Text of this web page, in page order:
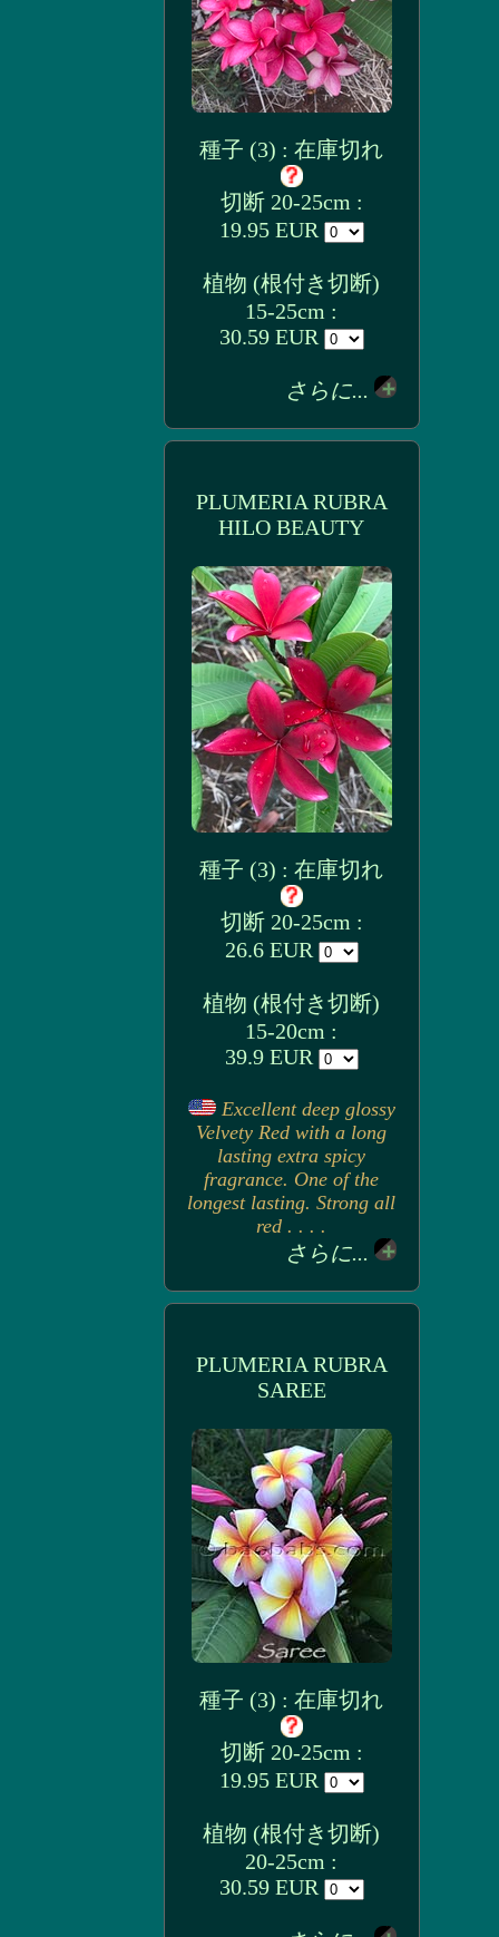
種子 (3) : 在庫切れ
切断 20-25cm :
19.95 EUR
植物 (根付き切断)
15-25cm :
30.59 EUR
さらに...
PLUMERIA RUBRA
HILO BEAUTY
種子 (3) : 在庫切れ
切断 20-25cm :
26.6 EUR
植物 (根付き切断)
15-20cm :
39.9 EUR
Excellent deep glossy
Velvety Red with a long
lasting extra spicy
fragrance. One of the
longest lasting. Strong all
red . . . .
さらに...
PLUMERIA RUBRA
SAREE
種子 (3) : 在庫切れ
切断 20-25cm :
19.95 EUR
植物 (根付き切断)
20-25cm :
30.59 EUR